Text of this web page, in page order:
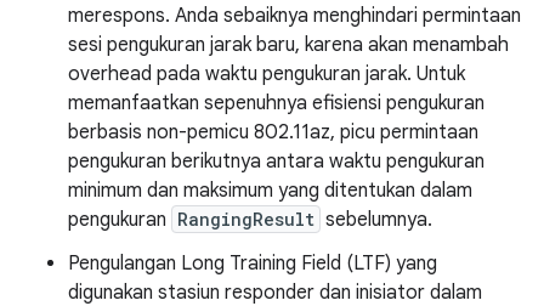
merespons. Anda sebaiknya menghindari permintaan
sesi pengukuran jarak baru, karena akan menambah
overhead pada waktu pengukuran jarak. Untuk
memanfaatkan sepenuhnya efisiensi pengukuran
berbasis non-pemicu 802.11az, picu permintaan
pengukuran berikutnya antara waktu pengukuran
minimum dan maksimum yang ditentukan dalam
pengukuran RangingResult sebelumnya.
Pengulangan Long Training Field (LTF) yang
digunakan stasiun responder dan inisiator dalam